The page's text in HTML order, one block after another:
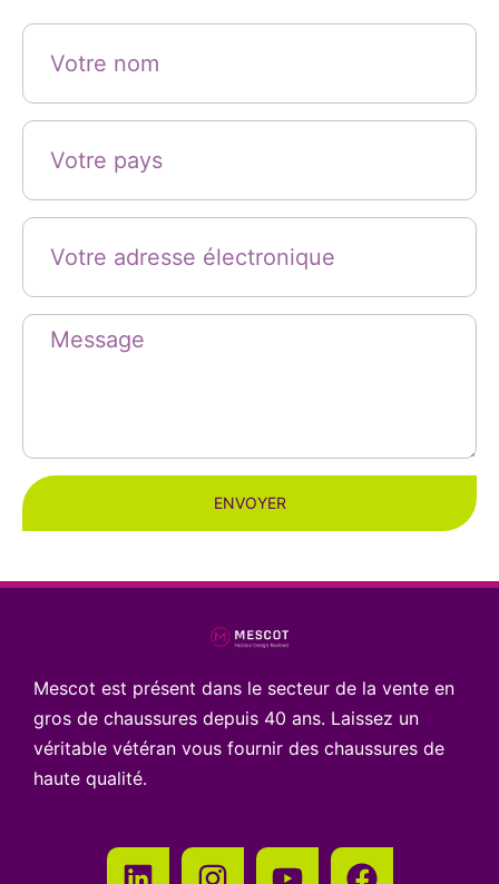
ENVOYER
Mescot est présent dans le secteur de la vente en
gros de chaussures depuis 40 ans. Laissez un
véritable vétéran vous fournir des chaussures de
haute qualité.